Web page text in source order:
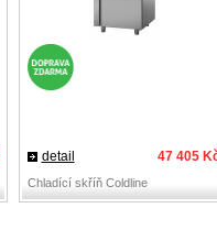
47 405
detail
Chladící skříň Coldline